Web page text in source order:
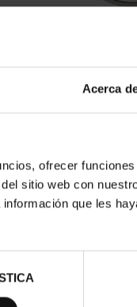
Acerca
ofrecer
sitio web con
que les
CIUDADES